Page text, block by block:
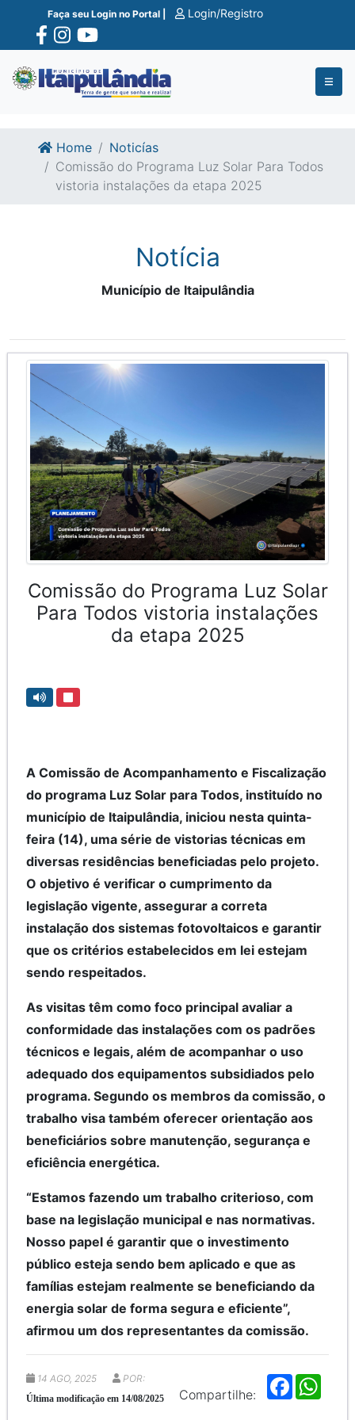
Ir para o conte�do
Ir para o fim do conte�do
Faça seu Login no Portal | Login/Registro
Home
Noticías
Comissão do Programa Luz Solar Para Todos
vistoria instalações da etapa 2025
Notícia
Município de Itaipulândia
Comissão do Programa Luz Solar
Para Todos vistoria instalações
da etapa 2025
A Comissão de Acompanhamento e Fiscalização
do programa Luz Solar para Todos, instituído no
município de Itaipulândia, iniciou nesta quinta-
feira (14), uma série de vistorias técnicas em
diversas residências beneficiadas pelo projeto.
O objetivo é verificar o cumprimento da
legislação vigente, assegurar a correta
instalação dos sistemas fotovoltaicos e garantir
que os critérios estabelecidos em lei estejam
sendo respeitados.
As visitas têm como foco principal avaliar a
conformidade das instalações com os padrões
técnicos e legais, além de acompanhar o uso
adequado dos equipamentos subsidiados pelo
programa. Segundo os membros da comissão, o
trabalho visa também oferecer orientação aos
beneficiários sobre manutenção, segurança e
eficiência energética.
“Estamos fazendo um trabalho criterioso, com
base na legislação municipal e nas normativas.
Nosso papel é garantir que o investimento
público esteja sendo bem aplicado e que as
famílias estejam realmente se beneficiando da
energia solar de forma segura e eficiente”,
afirmou um dos representantes da comissão.
Compartilhe:
F
a
14 AGO, 2025 POR:
Última modificação em 14/08/2025